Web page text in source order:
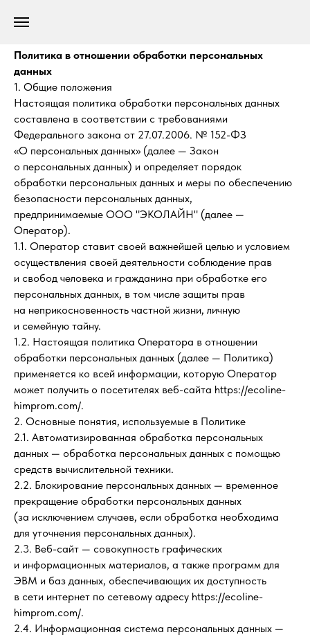
Политика в отношении обработки персональных
данных
1. Общие положения
Настоящая политика обработки персональных данных
составлена в соответствии с требованиями
Федерального закона от 27.07.2006. № 152-ФЗ
«О персональных данных» (далее — Закон
о персональных данных) и определяет порядок
обработки персональных данных и меры по обеспечению
безопасности персональных данных,
предпринимаемые ООО "ЭКОЛАЙН" (далее —
Оператор).
1.1. Оператор ставит своей важнейшей целью и условием
осуществления своей деятельности соблюдение прав
и свобод человека и гражданина при обработке его
персональных данных, в том числе защиты прав
на неприкосновенность частной жизни, личную
и семейную тайну.
1.2. Настоящая политика Оператора в отношении
обработки персональных данных (далее — Политика)
применяется ко всей информации, которую Оператор
может получить о посетителях веб-сайта https://ecoline-
himprom.com/.
2. Основные понятия, используемые в Политике
2.1. Автоматизированная обработка персональных
данных — обработка персональных данных с помощью
средств вычислительной техники.
2.2. Блокирование персональных данных — временное
прекращение обработки персональных данных
(за исключением случаев, если обработка необходима
для уточнения персональных данных).
2.3. Веб-сайт — совокупность графических
и информационных материалов, а также программ для
ЭВМ и баз данных, обеспечивающих их доступность
в сети интернет по сетевому адресу https://ecoline-
himprom.com/.
2.4. Информационная система персональных данных —